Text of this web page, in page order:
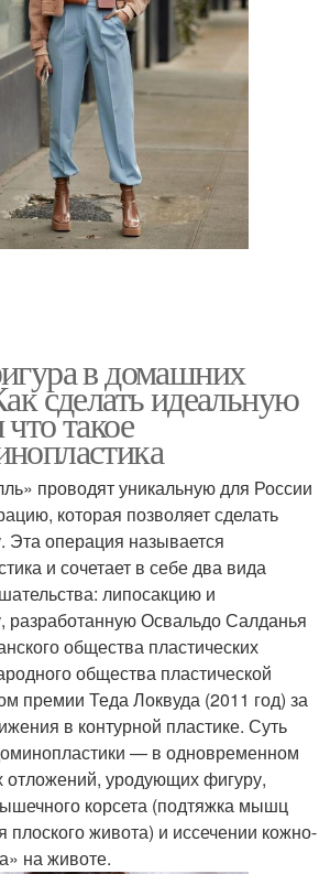
в домашних
сделать идеальную
такое
проводят уникальную для России
которая позволяет сделать
Эта операция называется
и сочетает в себе два вида
липосакцию и
разработанную Освальдо Салданья
общества пластических
общества пластической
премии Теда Локвуда (2011 год) за
в контурной пластике. Суть
— в одновременном
уродующих фигуру,
корсета (подтяжка мышц
живота) и иссечении кожно-
на животе.